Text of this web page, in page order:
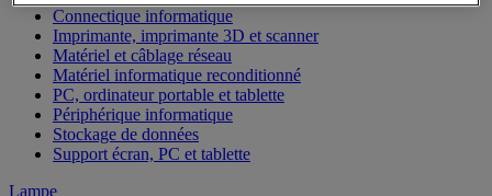
Connectique informatique
Imprimante, imprimante 3D et scanner
Matériel et câblage réseau
Matériel informatique reconditionné
PC, ordinateur portable et tablette
Périphérique informatique
Stockage de données
Support écran, PC et tablette
Lampe